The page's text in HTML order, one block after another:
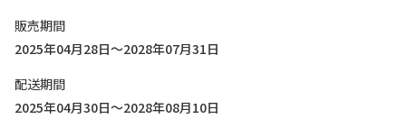
販売期間
2025年04月28日～2028年07月31日
配送期間
2025年04月30日～2028年08月10日